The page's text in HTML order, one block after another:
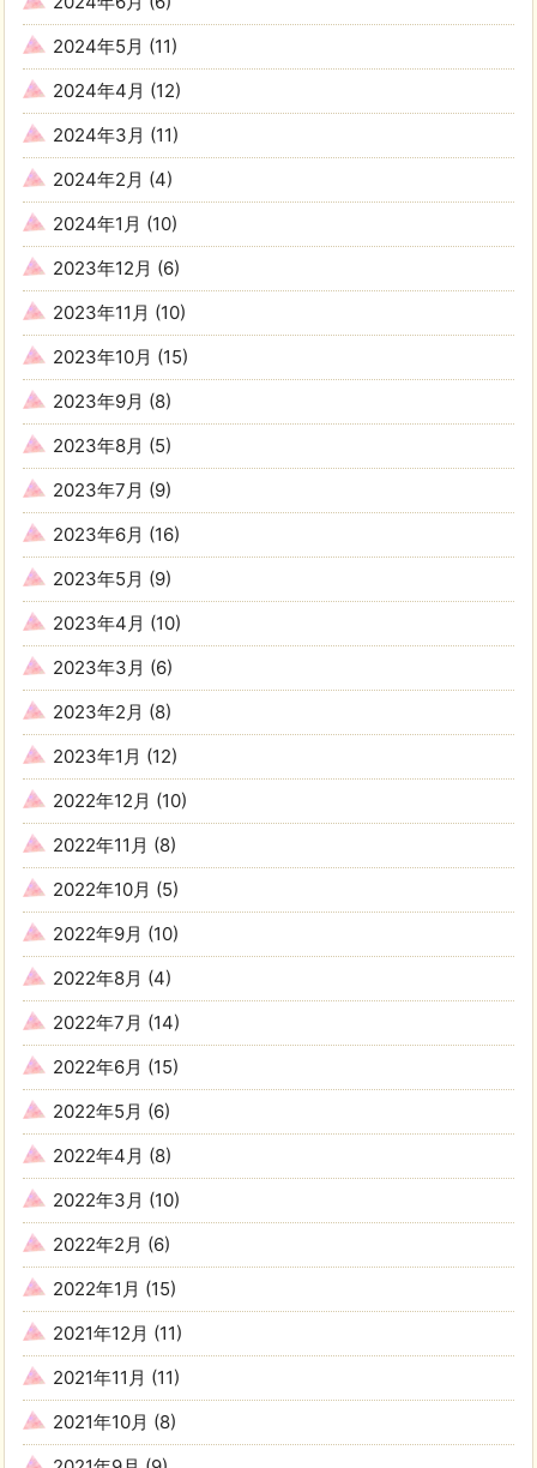
2024年5月 (11)
2024年4月 (12)
2024年3月 (11)
2024年2月 (4)
2024年1月 (10)
2023年12月 (6)
2023年11月 (10)
2023年10月 (15)
2023年9月 (8)
2023年8月 (5)
2023年7月 (9)
2023年6月 (16)
2023年5月 (9)
2023年4月 (10)
2023年3月 (6)
2023年2月 (8)
2023年1月 (12)
2022年12月 (10)
2022年11月 (8)
2022年10月 (5)
2022年9月 (10)
2022年8月 (4)
2022年7月 (14)
2022年6月 (15)
2022年5月 (6)
2022年4月 (8)
2022年3月 (10)
2022年2月 (6)
2022年1月 (15)
2021年12月 (11)
2021年11月 (11)
2021年10月 (8)